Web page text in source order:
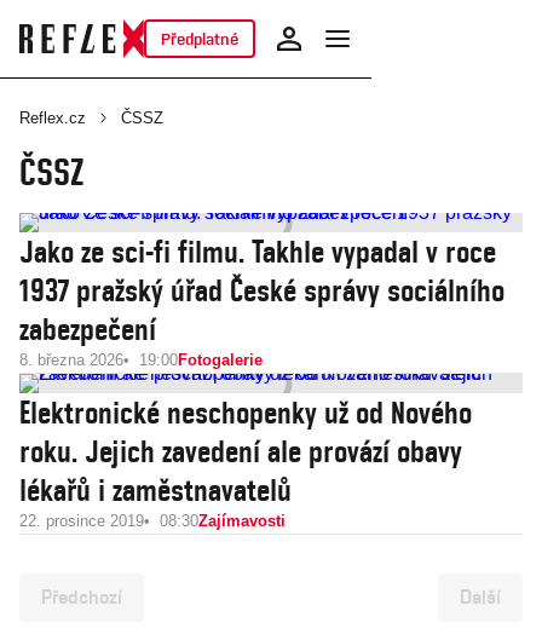
Předplatné
Reflex.cz ČSSZ
ČSSZ
Jako ze sci-fi filmu. Takhle vypadal v roce
1937 pražský úřad České správy sociálního
zabezpečení
8. března 2026 19:00Fotogalerie
Elektronické neschopenky už od Nového
roku. Jejich zavedení ale provází obavy
lékařů i zaměstnavatelů
22. prosince 2019 08:30Zajímavosti
Předchozí Další